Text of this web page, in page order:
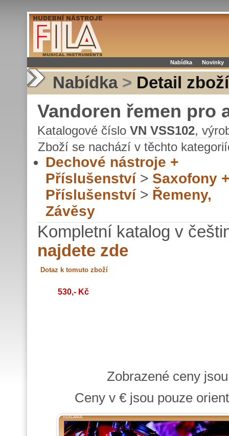
Nabídka Novinky
Nabídka > Detail zboží
Vandoren řemen pro
Katalogové číslo VN VSS102,
Zboží se nachází v těchto
Dechové nástroje +
Příslušenství > Saxofony +
Příslušenství > Řemeny,
Závěsy
Kompletní katalog v
najdete zde
530,- Kč
Zobrazené ceny
Ceny v € jsou pouze
REKLAMA: